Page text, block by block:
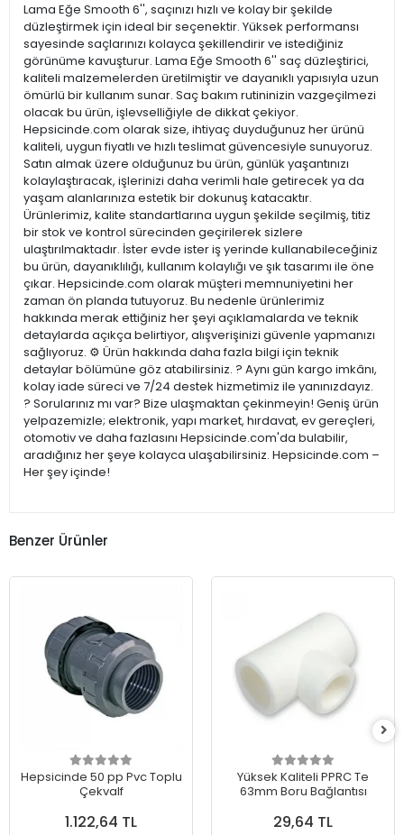
Lama Eğe Smooth 6'', saçınızı hızlı ve kolay bir şekilde
düzleştirmek için ideal bir seçenektir. Yüksek performansı
sayesinde saçlarınızı kolayca şekillendirir ve istediğiniz
görünüme kavuşturur. Lama Eğe Smooth 6'' saç düzleştirici,
kaliteli malzemelerden üretilmiştir ve dayanıklı yapısıyla uzun
ömürlü bir kullanım sunar. Saç bakım rutininizin vazgeçilmezi
olacak bu ürün, işlevselliğiyle de dikkat çekiyor.
Hepsicinde.com olarak size, ihtiyaç duyduğunuz her ürünü
kaliteli, uygun fiyatlı ve hızlı teslimat güvencesiyle sunuyoruz.
Satın almak üzere olduğunuz bu ürün, günlük yaşantınızı
kolaylaştıracak, işlerinizi daha verimli hale getirecek ya da
yaşam alanlarınıza estetik bir dokunuş katacaktır.
Ürünlerimiz, kalite standartlarına uygun şekilde seçilmiş, titiz
bir stok ve kontrol sürecinden geçirilerek sizlere
ulaştırılmaktadır. İster evde ister iş yerinde kullanabileceğiniz
bu ürün, dayanıklılığı, kullanım kolaylığı ve şık tasarımı ile öne
çıkar. Hepsicinde.com olarak müşteri memnuniyetini her
zaman ön planda tutuyoruz. Bu nedenle ürünlerimiz
hakkında merak ettiğiniz her şeyi açıklamalarda ve teknik
detaylarda açıkça belirtiyor, alışverişinizi güvenle yapmanızı
sağlıyoruz. ⚙️ Ürün hakkında daha fazla bilgi için teknik
detaylar bölümüne göz atabilirsiniz. ? Aynı gün kargo imkânı,
kolay iade süreci ve 7/24 destek hizmetimiz ile yanınızdayız.
? Sorularınız mı var? Bize ulaşmaktan çekinmeyin! Geniş ürün
yelpazemizle; elektronik, yapı market, hırdavat, ev gereçleri,
otomotiv ve daha fazlasını Hepsicinde.com'da bulabilir,
aradığınız her şeye kolayca ulaşabilirsiniz. Hepsicinde.com –
Her şey içinde!
Benzer Ürünler
Hepsicinde 50 pp Pvc Toplu
Çekvalf
1.122,64 TL
Yüksek Kaliteli PPRC Te
63mm Boru Bağlantısı
29,64 TL